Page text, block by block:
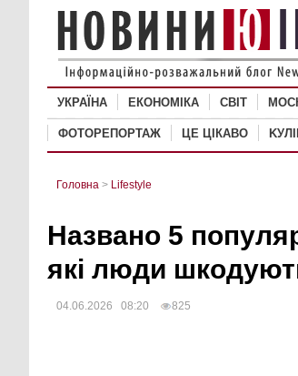
УКРАЇНА ЕКОНОМІКА СВІТ
ФОТОРЕПОРТАЖ ЦЕ ЦІКАВО
Головна > Lifestyle
Названо 5
які люди
04.06.2026 08:20 825